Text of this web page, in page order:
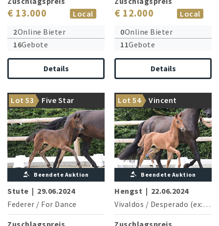
€ 13.000
Local
2Online Bieter
16Gebote
Details
€ 12.000
Local
0Online Bieter
11Gebote
Details
Lot 53 Five Star
Typbrillanz von Federer &
For Dance
Beendete Auktion
Stute | 29.06.2024
Federer / For Dance
Zuschlagspreis
Lot 54 Vincent
EM-Champion Der Erbe ist
Bruder der Großmutter
Beendete Auktion
Hengst | 22.06.2024
Vivaldos / Desperado (ex: Darkboy)
Zuschlagspreis